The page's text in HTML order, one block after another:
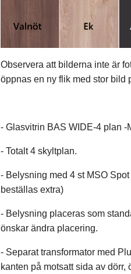
Observera att bilderna inte är
öppnas en ny flik med stor bild
- Glasvitrin BAS WIDE-4 plan
- Totalt 4 skyltplan.
- Belysning med 4 st MSO
beställas extra)
- Belysning placeras som
önskar ändra placering.
- Separat transformator med
kanten på motsatt sida av